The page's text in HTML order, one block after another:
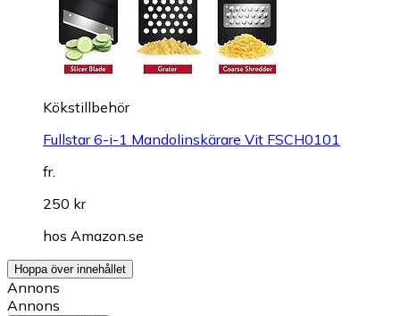
Kökstillbehör
Fullstar 6-i-1 Mandolinskärare Vit FSCH0101
fr.
250 kr
hos Amazon.se
Hoppa över innehållet
Annons
Annons